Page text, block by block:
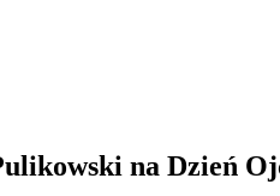
na Dzień